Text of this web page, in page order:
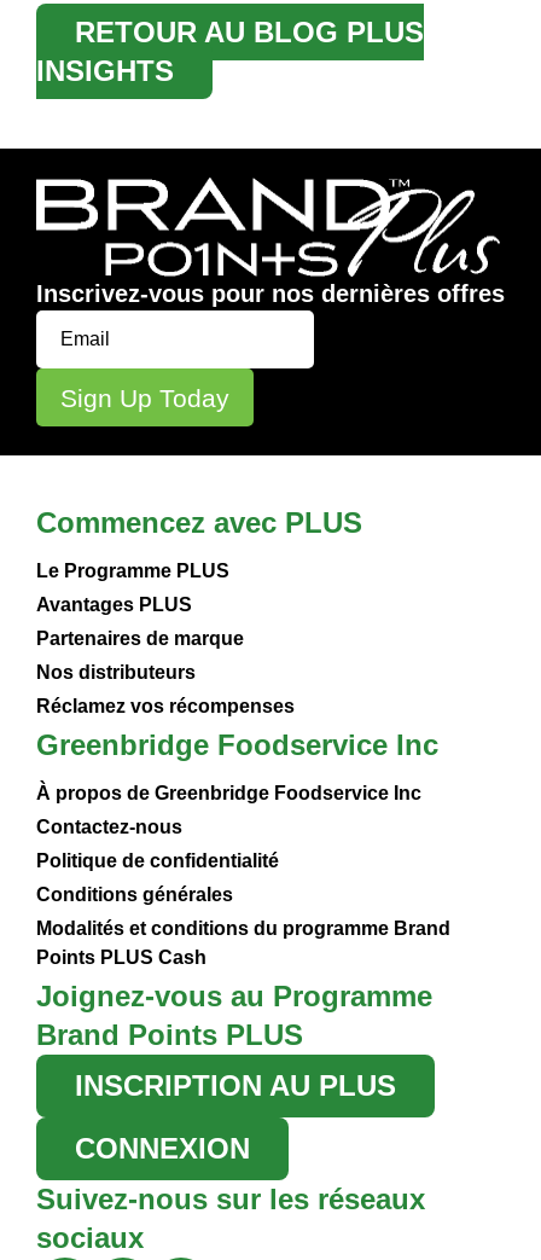
RETOUR AU BLOG PLUS
INSIGHTS
Inscrivez-vous pour nos dernières offres
Commencez avec PLUS
Le Programme PLUS
Avantages PLUS
Partenaires de marque
Nos distributeurs
Réclamez vos récompenses
Greenbridge Foodservice Inc
À propos de Greenbridge Foodservice Inc
Contactez-nous
Politique de confidentialité
Conditions générales
Modalités et conditions du programme Brand
Points PLUS Cash
Joignez-vous au Programme
Brand Points PLUS
INSCRIPTION AU PLUS
CONNEXION
Suivez-nous sur les réseaux
sociaux